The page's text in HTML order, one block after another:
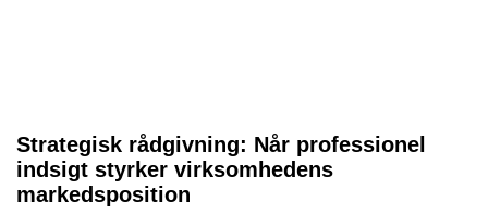
Strategisk rådgivning: Når professionel
indsigt styrker virksomhedens
markedsposition